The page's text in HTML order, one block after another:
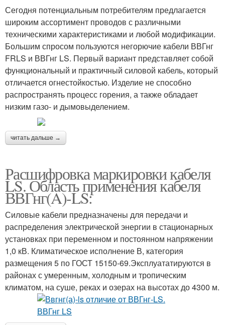
Сегодня потенциальным потребителям предлагается
широким ассортимент проводов с различными
техническими характеристиками и любой модификации.
Большим спросом пользуются негорючие кабели ВВГнг
FRLS и ВВГнг LS. Первый вариант представляет собой
функциональный и практичный силовой кабель, который
отличается огнестойкостью. Изделие не способно
распространять процесс горения, а также обладает
низким газо- и дымовыделением.
читать дальше →
Расшифровка маркировки кабеля
LS. Область применения кабеля
ВВГнг(A)-LS:
Силовые кабели предназначены для передачи и
распределения электрической энергии в стационарных
установках при переменном и постоянном напряжении
1,0 кВ. Климатическое исполнение В, категория
размещения 5 по ГОСТ 15150-69.Эксплуататируются в
районах с умеренным, холодным и тропическим
климатом, на суше, реках и озерах на высотах до 4300 м.